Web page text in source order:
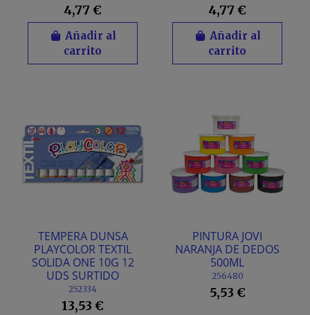
4,77 €
Añadir al
carrito
4,77 €
Añadir al
carrito
TEMPERA DUNSA
PLAYCOLOR TEXTIL
SOLIDA ONE 10G 12
UDS SURTIDO
252334
13,53 €
PINTURA JOVI
NARANJA DE DEDOS
500ML
256480
5,53 €